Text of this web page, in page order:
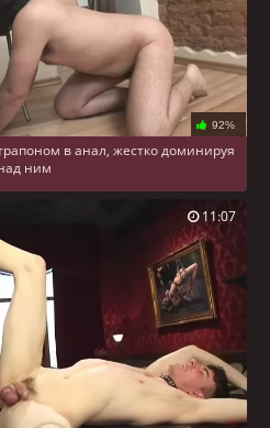
92%
в анал, жестко доминируя
ним
11:07